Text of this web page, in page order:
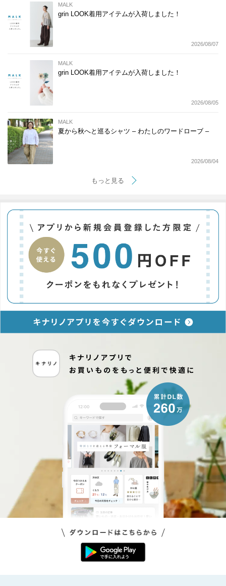
MALK
grin LOOK着用アイテムが入荷しました！
2026/08/07
MALK
grin LOOK着用アイテムが入荷しました！
2026/08/05
MALK
夏から秋へと巡るシャツ – わたしのワードローブ –
2026/08/04
もっと見る